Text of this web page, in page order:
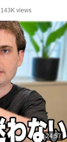
143K views
24:57